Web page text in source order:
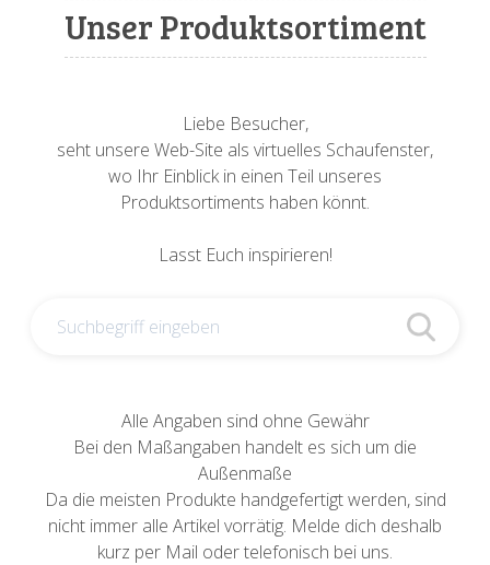
Unser Produktsortiment
Liebe Besucher,
seht unsere Web-Site als virtuelles Schaufenster,
wo Ihr Einblick in einen Teil unseres
Produktsortiments haben könnt.
Lasst Euch inspirieren!
Alle Angaben sind ohne Gewähr
Bei den Maßangaben handelt es sich um die
Außenmaße
Da die meisten Produkte handgefertigt werden, sind
nicht immer alle Artikel vorrätig. Melde dich deshalb
kurz per Mail oder telefonisch bei uns.
Sonnenuhren
Spardosen
Vögel
Vogeltränken
Verschiedene
Wandschalen
Sockel + Säulen
Tierfiguren
Meeresbewohner
Schildkröten
Schweine + Wildschweine
Verschiedene
Zwiebel- + Knoblauchtöpfe